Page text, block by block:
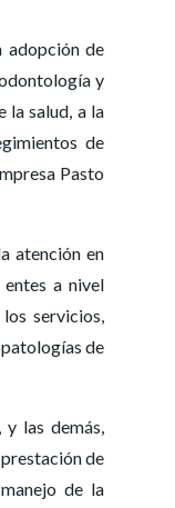
adopción de
y
la salud, a la
de
Pasto
atención en
entes a nivel
servicios,
de
las demás,
de
de la